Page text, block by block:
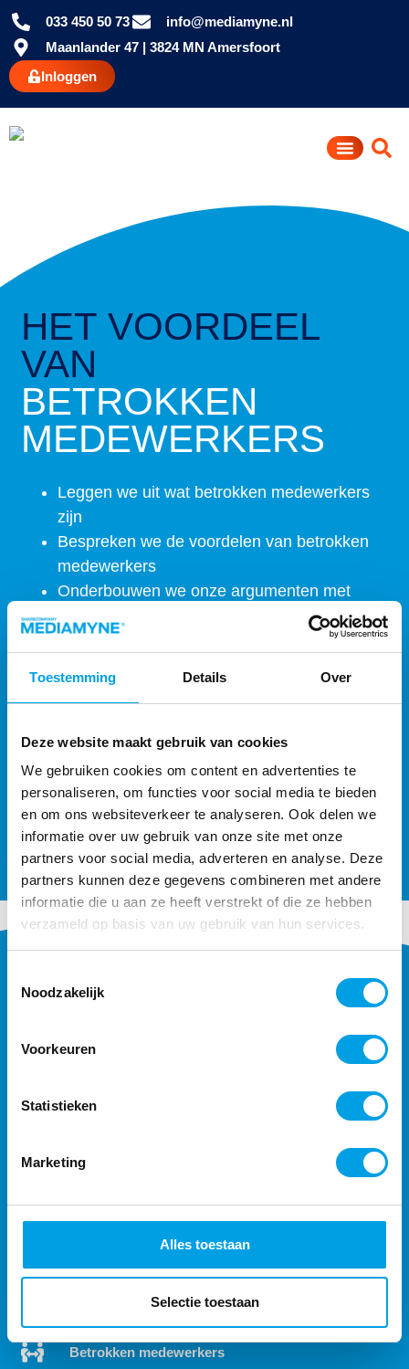
Toestemming Details Over
Deze website maakt gebruik van cookies
We gebruiken cookies om content en advertenties te
personaliseren, om functies voor social media te bieden
en om ons websiteverkeer te analyseren. Ook delen we
informatie over uw gebruik van onze site met onze
partners voor social media, adverteren en analyse. Deze
partners kunnen deze gegevens combineren met andere
informatie die u aan ze heeft verstrekt of die ze hebben
verzameld op basis van uw gebruik van hun services.
Noodzakelijk
Voorkeuren
Statistieken
Marketing
Alles toestaan
Selectie toestaan
033 450 50 73
info@mediamyne.nl
Maanlander 47 | 3824 MN Amersfoort
Inloggen
HET VOORDEEL
VAN
BETROKKEN
MEDEWERKERS
Leggen we uit wat betrokken medewerkers
zijn
Bespreken we de voordelen van betrokken
medewerkers
Onderbouwen we onze argumenten met
cijfers uit betrouwbare onderzoeken
033 450 50 73
3824 MN Amersfoort
OPLOSSING
Betrokken medewerkers